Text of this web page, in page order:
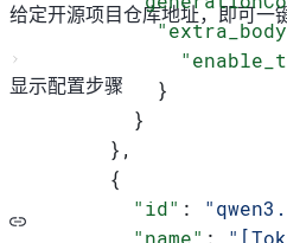
          }
        }
      },
      {
        "id"
:
        "name"
:
给定开源项目仓库地址，即可一
显示配置步骤